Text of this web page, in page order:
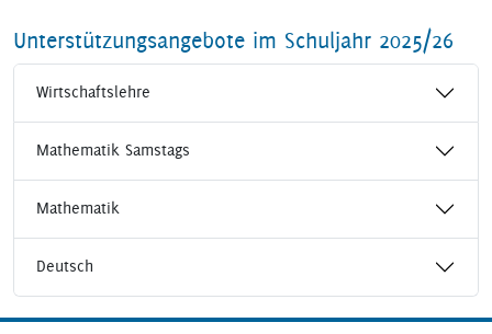
Unterstützungsangebote im Schuljahr 2025/26
Wirtschaftslehre
Mathematik Samstags
Mathematik
Deutsch